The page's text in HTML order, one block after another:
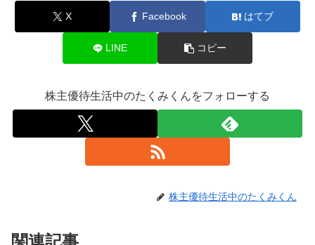
X Facebook はてブ
LINE コピー
株主優待生活中のたくみくんをフォローする
株主優待生活中のたくみくん
関連記事